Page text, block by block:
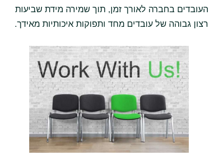
העובדים בחברה לאורך זמן, תוך שמירה מידת שביעות
רצון גבוהה של עובדים מחד ותפוקות איכותיות מאידך.